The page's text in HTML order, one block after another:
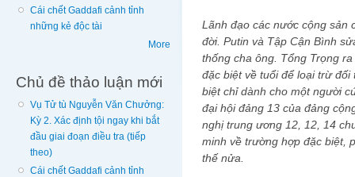
Cái chết Gaddafi cảnh tỉnh
những kẻ độc tài
More
Chủ đề thảo luận mới
Vụ Tử tù Nguyễn Văn Chưởng:
Kỳ 2. Xác định tội ngay khi bắt
đầu giai đoạn điều tra (tiếp
theo)
Cái chết Gaddafi cảnh tỉnh
Lãnh đạo các nước cộng sản
đời. Putin và Tập Cận Bình
thống cha ông. Tổng Trọng
đặc biệt về tuổi để loại trừ
biệt chỉ dành cho một người
đại hội đảng 13 của đảng
nghị trung ương 12, 12, 14
minh về trường hợp đặc biệt,
thế nửa.